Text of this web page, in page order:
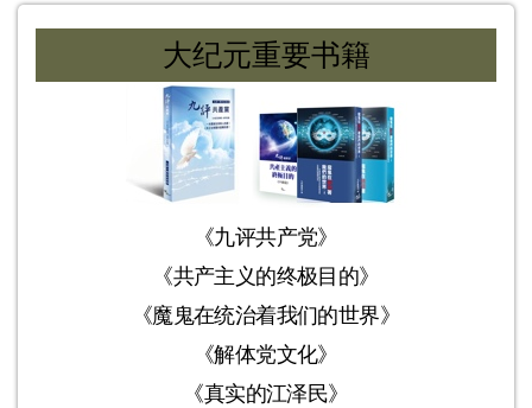
大纪元重要书籍
《九评共产党》
《共产主义的终极目的》
《魔鬼在统治着我们的世界》
《解体党文化》
《真实的江泽民》